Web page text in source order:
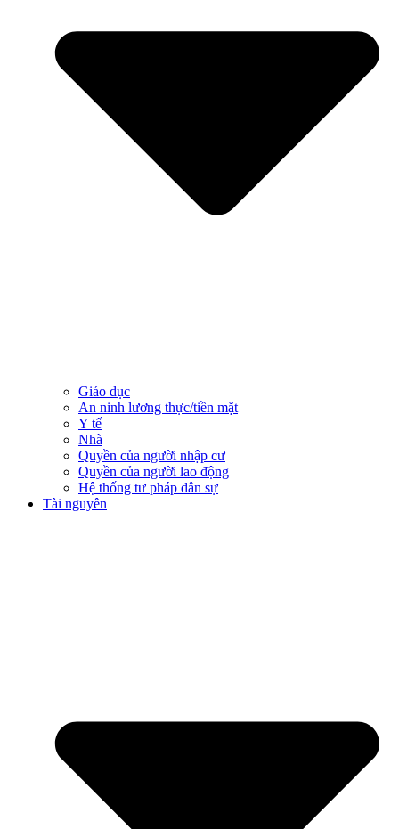
Giáo dục
An ninh lương thực/tiền mặt
Y tế
Nhà
Quyền của người nhập cư
Quyền của người lao động
Hệ thống tư pháp dân sự
Tài nguyên